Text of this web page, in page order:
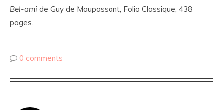
Bel-ami de Guy de Maupassant, Folio Classique, 438
pages.
0 comments